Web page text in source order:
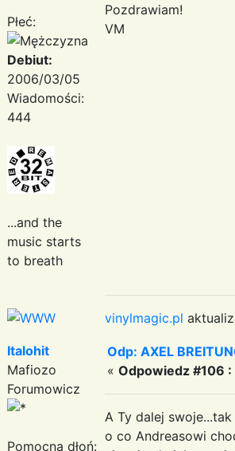
Płeć:
Debiut:
2006/03/05
Wiadomości:
444
...and the
music starts
to breath
Pozdrawiam!
VM
vinylmagic.pl
Italohit
Mafiozo
Forumowicz
Pomocna dłoń:
Odp: AXEL
« Odpowiedz #106 :
A Ty dalej
o co Andreasowi